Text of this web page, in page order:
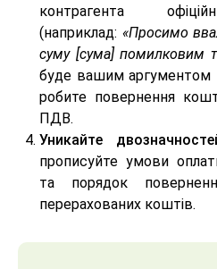
контрагента
(наприклад: «Просимо
суму [сума] помилковим
буде вашим аргументом
робите повернення
ПДВ.
Уникайте
прописуйте умови
та порядок
перерахованих коштів.